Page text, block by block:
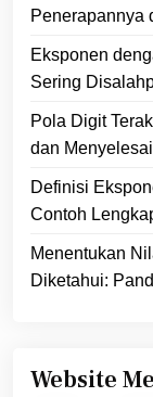
Penerapannya
Eksponen
Sering
Pola Digit
dan
Definisi
Contoh
Menentukan
Diketahui:
Website